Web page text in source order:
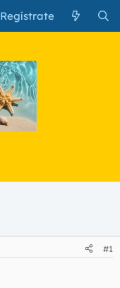
Regístrate
#1